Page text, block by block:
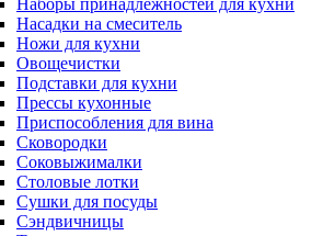
Наборы принадлежностей для кухни
Насадки на смеситель
Ножи для кухни
Овощечистки
Подставки для кухни
Прессы кухонные
Приспособления для вина
Сковородки
Соковыжималки
Столовые лотки
Сушки для посуды
Сэндвичницы